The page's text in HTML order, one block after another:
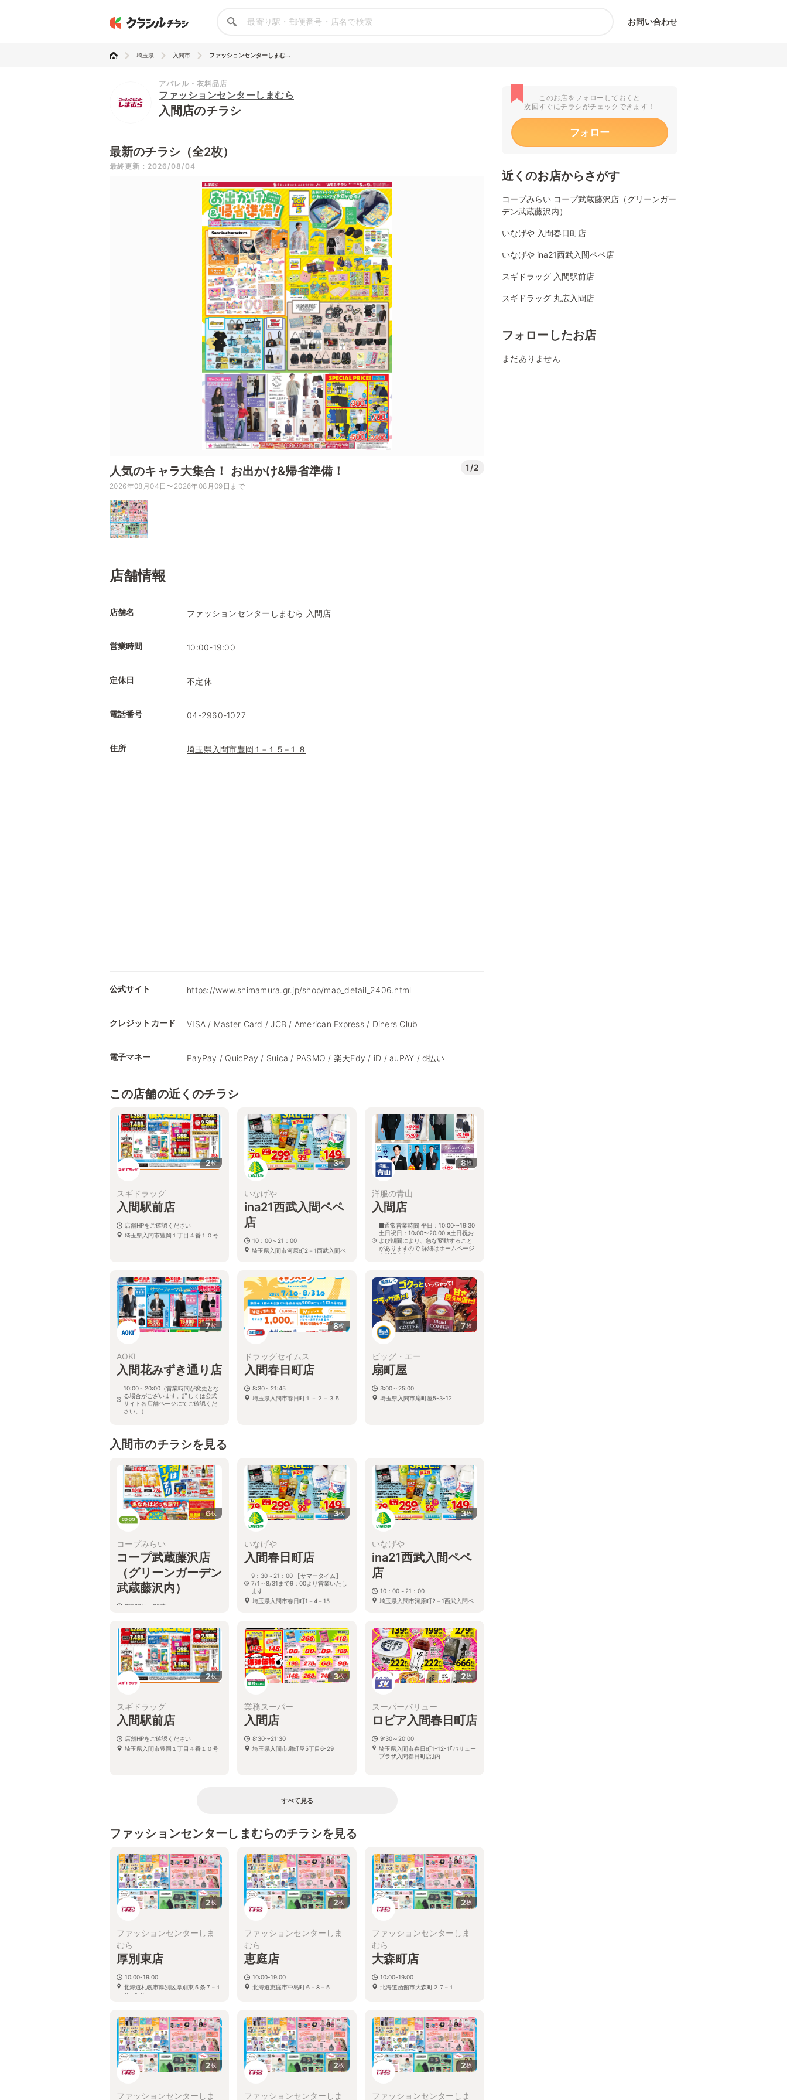
お問い合わせ
埼玉県 入間市 ファッションセンターしまむ...
アパレル・衣料品店
ファッションセンターしまむら
入間店のチラシ
最新のチラシ（全2枚）
最終更新：2026/08/04
人気のキャラ大集合！ お出かけ&帰省準備！ 1/2
2026年08月04日〜2026年08月09日まで
店舗情報
店舗名 ファッションセンターしまむら 入間店
営業時間 10:00-19:00
定休日 不定休
電話番号 04-2960-1027
住所 埼玉県入間市豊岡１−１５−１８
公式サイト https://www.shimamura.gr.jp/shop/map_detail_2406.html
クレジットカード VISA / Master Card / JCB / American Express / Diners Club
電子マネー PayPay / QuicPay / Suica / PASMO / 楽天Edy / iD / auPAY / d払い
この店舗の近くのチラシ
2枚
スギドラッグ
入間駅前店
店舗HPをご確認ください
埼玉県入間市豊岡１丁目４番１０号
3枚
いなげや
ina21西武入間ペペ
店
10：00～21：00
埼玉県入間市河原町2－1西武入間ペ
8枚
洋服の青山
入間店
■通常営業時間 平日：10:00〜19:30
土日祝日：10:00〜20:00 ※土日祝お
よび期間により、急な変動すること
がありますので 詳細はホームページ
を確認ください
7枚
AOKI
入間花みずき通り店
10:00～20:00（営業時間が変更とな
る場合がございます。詳しくは公式
サイト各店舗ページにてご確認くだ
さい。）
8枚
ドラッグセイムス
入間春日町店
8:30～21:45
埼玉県入間市春日町１－２－３５
7枚
ビッグ・エー
扇町屋
3:00～25:00
埼玉県入間市扇町屋5-3-12
入間市のチラシを見る
6枚
コープみらい
コープ武蔵藤沢店
（グリーンガーデン
武蔵藤沢内）
9時30分～23時
3枚
いなげや
入間春日町店
9：30～21：00 【サマータイム】
7/1～8/31まで9：00より営業いたし
ます
埼玉県入間市春日町1－4－15
3枚
いなげや
ina21西武入間ペペ
店
10：00～21：00
埼玉県入間市河原町2－1西武入間ペ
2枚
スギドラッグ
入間駅前店
店舗HPをご確認ください
埼玉県入間市豊岡１丁目４番１０号
3枚
業務スーパー
入間店
8:30〜21:30
埼玉県入間市扇町屋5丁目6-29
2枚
スーパーバリュー
ロピア入間春日町店
9:30～20:00
埼玉県入間市春日町1-12-1｢バリュー
プラザ入間春日町店｣内
すべて見る
ファッションセンターしまむらのチラシを見る
2枚
ファッションセンターしま
むら
厚別東店
10:00-19:00
北海道札幌市厚別区厚別東５条７−１
２−１０
2枚
ファッションセンターしま
むら
恵庭店
10:00-19:00
北海道恵庭市中島町６−８−５
2枚
ファッションセンターしま
むら
大森町店
10:00-19:00
北海道函館市大森町２７−１
2枚
ファッションセンターしま
2枚
ファッションセンターしま
2枚
ファッションセンターしま
このお店をフォローしておくと
次回すぐにチラシがチェックできます！
フォロー
近くのお店からさがす
コープみらい コープ武蔵藤沢店（グリーンガー
デン武蔵藤沢内）
いなげや 入間春日町店
いなげや ina21西武入間ペペ店
スギドラッグ 入間駅前店
スギドラッグ 丸広入間店
フォローしたお店
まだありません